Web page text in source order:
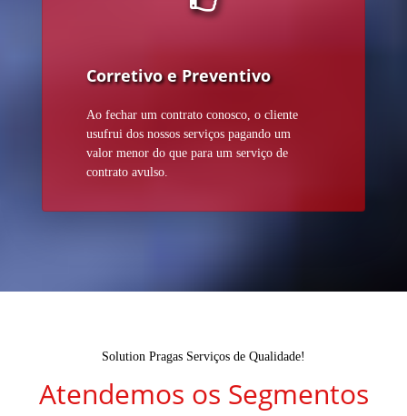
Corretivo e Preventivo
Ao fechar um contrato conosco, o cliente
usufrui dos nossos serviços pagando um
valor menor do que para um serviço de
contrato avulso.
Solution Pragas Serviços de Qualidade!
Atendemos os Segmentos